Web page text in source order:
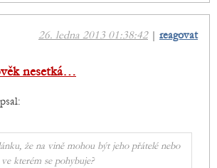
26. ledna 2013 01:38:42| reagovat
nesetká…
že na vině mohou být jeho přátelé nebo
kterém se pohybuje?